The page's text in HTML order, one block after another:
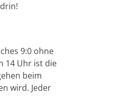
9:0 ohne
14 Uhr ist die
beim
wird. Jeder